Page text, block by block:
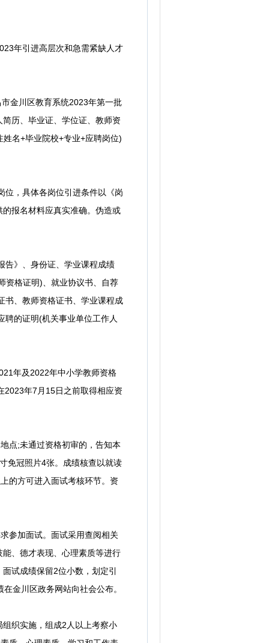
年引进高层次和急需紧缺人才
金川区教育系统2023年第一批
历、毕业证、学位证、教师资
名+毕业院校+专业+应聘岗位)
，具体各岗位引进条件以《岗
报名材料应真实准确。伪造或
》、身份证、学业课程成绩
资格证明)、就业协议书、自荐
书、教师资格证书、学业课程成
聘的证明(机关事业单位工作人
年及2022年中小学教师资格
2023年7月15日之前取得相应资
点;未通过资格初审的，告知本
免冠照片4张。成绩核查以就读
的方可进入面试考核环节。资
参加面试。面试采用查阅相关
、德才表现、心理素质等进行
试成绩保留2位小数，划定引
金川区政务网站向社会公布。
织实施，组成2人以上考察小